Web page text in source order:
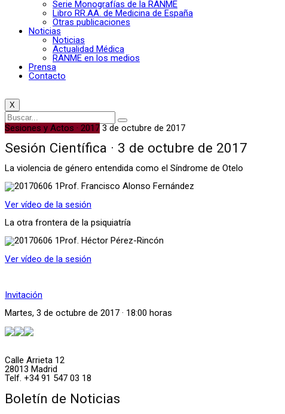
Serie Monografías de la RANME
Libro RR.AA. de Medicina de España
Otras publicaciones
Noticias
Noticias
Actualidad Médica
RANME en los medios
Prensa
Contacto
X
Sesiones y Actos · 2017 3 de octubre de 2017
Sesión Científica · 3 de octubre de 2017
La violencia de género entendida como el Síndrome de Otelo
Prof. Francisco Alonso Fernández
Ver vídeo de la sesión
La otra frontera de la psiquiatría
Prof. Héctor Pérez-Rincón
Ver vídeo de la sesión
Invitación
Martes, 3 de octubre de 2017 · 18:00 horas
Calle Arrieta 12
28013 Madrid
Telf. +34 91 547 03 18
Boletín de Noticias